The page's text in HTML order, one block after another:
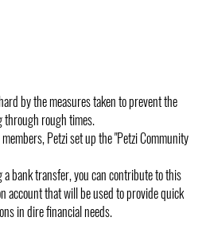
by the measures taken to prevent the
through rough times.
Petzi set up the "Petzi Community
a bank transfer, you can contribute to this
account that will be used to provide quick
in dire financial needs.